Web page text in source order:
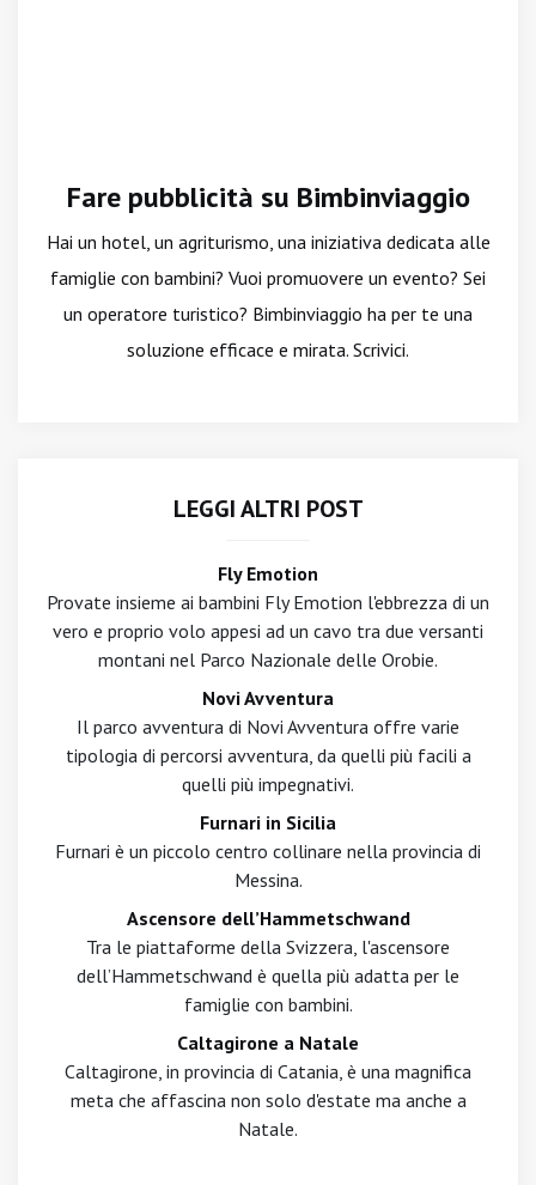
Fare pubblicità su Bimbinviaggio
Hai un hotel, un agriturismo, una iniziativa dedicata alle
famiglie con bambini? Vuoi promuovere un evento? Sei
un operatore turistico? Bimbinviaggio ha per te una
soluzione efficace e mirata. Scrivici.
LEGGI ALTRI POST
Fly Emotion
Provate insieme ai bambini Fly Emotion l'ebbrezza di un
vero e proprio volo appesi ad un cavo tra due versanti
montani nel Parco Nazionale delle Orobie.
Novi Avventura
Il parco avventura di Novi Avventura offre varie
tipologia di percorsi avventura, da quelli più facili a
quelli più impegnativi.
Furnari in Sicilia
Furnari è un piccolo centro collinare nella provincia di
Messina.
Ascensore dell’Hammetschwand
Tra le piattaforme della Svizzera, l'ascensore
dell’Hammetschwand è quella più adatta per le
famiglie con bambini.
Caltagirone a Natale
Caltagirone, in provincia di Catania, è una magnifica
meta che affascina non solo d'estate ma anche a
Natale.